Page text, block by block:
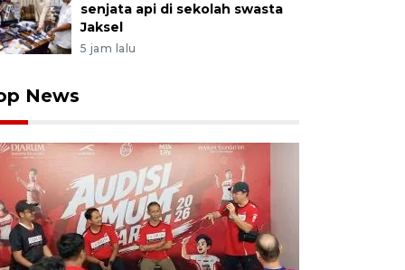
senjata api di sekolah swasta
Jaksel
5 jam lalu
News